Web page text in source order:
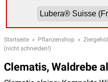
Startseite » Pflanzenshop »
(nicht schneiden!)
Clematis, Waldrebe